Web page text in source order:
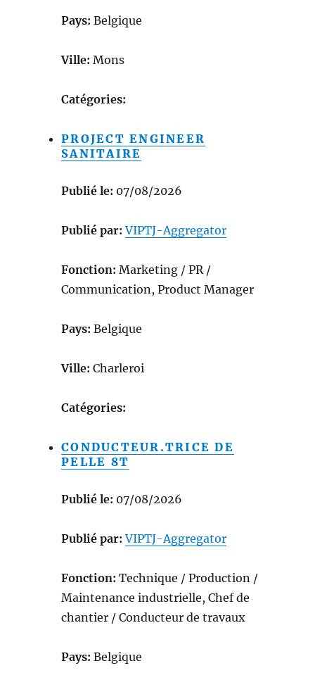
Pays: Belgique
Ville: Mons
Catégories:
PROJECT ENGINEER
SANITAIRE
Publié le: 07/08/2026
Publié par: VIPTJ-Aggregator
Fonction: Marketing / PR /
Communication, Product Manager
Pays: Belgique
Ville: Charleroi
Catégories:
CONDUCTEUR.TRICE DE
PELLE 8T
Publié le: 07/08/2026
Publié par: VIPTJ-Aggregator
Fonction: Technique / Production /
Maintenance industrielle, Chef de
chantier / Conducteur de travaux
Pays: Belgique